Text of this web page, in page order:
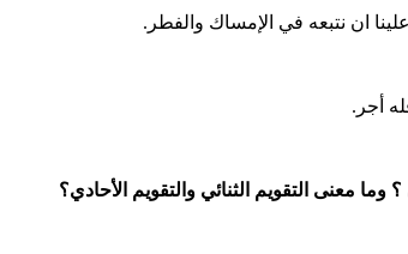
ان نتبعه في الإمساك والفطر.
أجر.